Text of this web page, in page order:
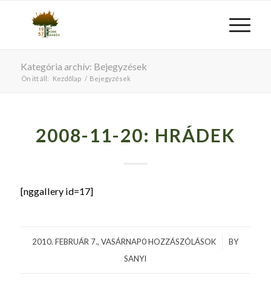
Kategória archív: Bejegyzések
Ön itt áll: Kezdőlap / Bejegyzések
2008-11-20: HRÁDEK
[nggallery id=17]
2010. FEBRUÁR 7., VASÁRNAP0 HOZZÁSZÓLÁSOK
/
BY
SANYI